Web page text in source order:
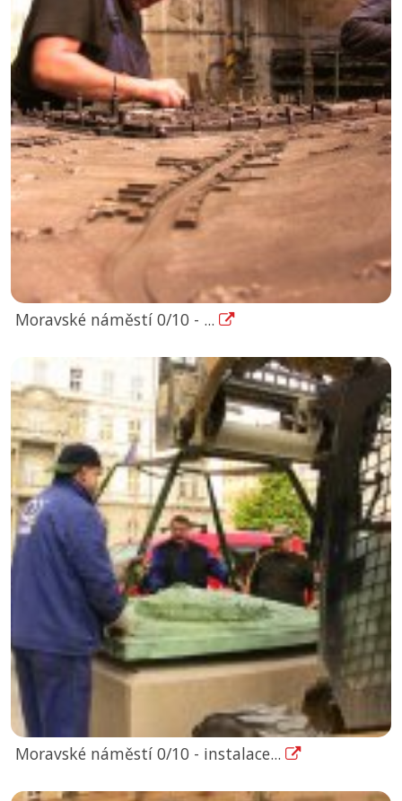
Moravské náměstí 0/10 - ...
Moravské náměstí 0/10 - instalace...